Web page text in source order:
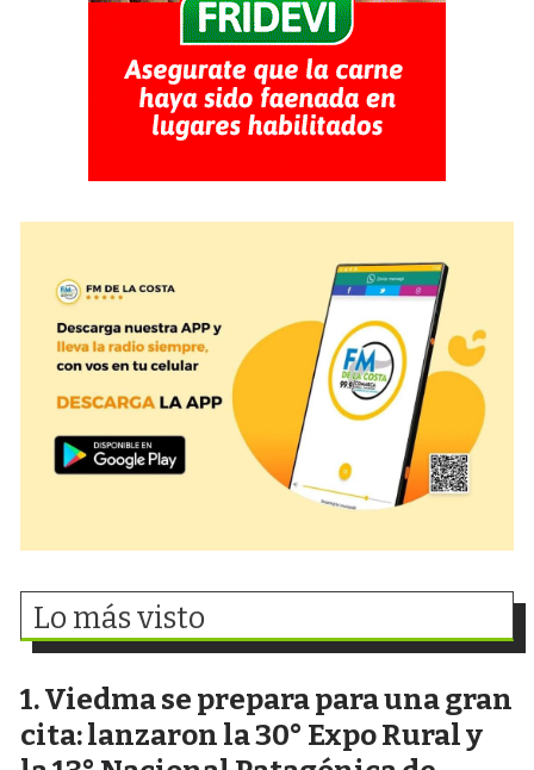
Lo más visto
Viedma se prepara para una gran
cita: lanzaron la 30° Expo Rural y